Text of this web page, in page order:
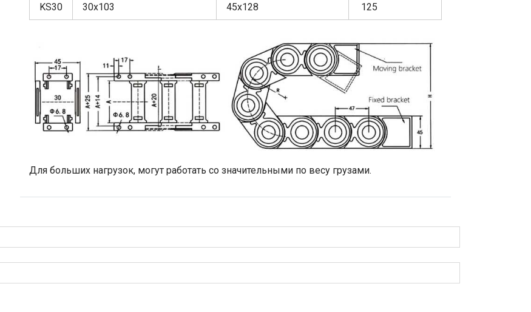
KS30 30х103 45х128 125
Для больших нагрузок, могут работать со значительными по весу грузами.